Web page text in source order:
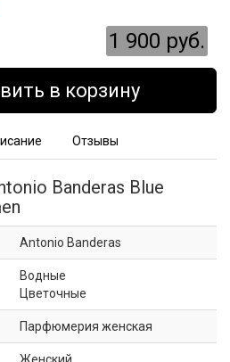
1 900 руб.
в корзину
Отзывы
Banderas Blue
Antonio Banderas
Водные
Цветочные
Парфюмерия женская